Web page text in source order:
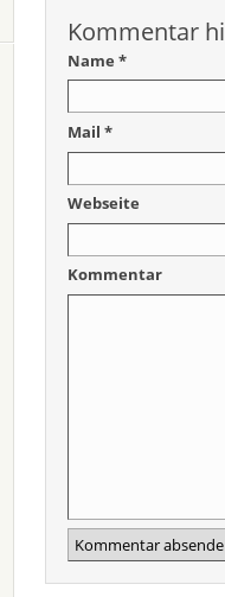
Kommentar
Name *
Mail *
Webseite
Kommentar